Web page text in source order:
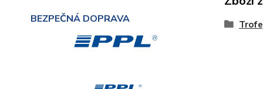
BEZPEČNÁ DOPRAVA